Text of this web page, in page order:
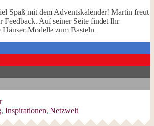
Spaß mit dem Adventskalender! Martin freut
Feedback. Auf seiner Seite findet Ihr
Häuser-Modelle zum Basteln.
, Inspirationen, Netzwelt